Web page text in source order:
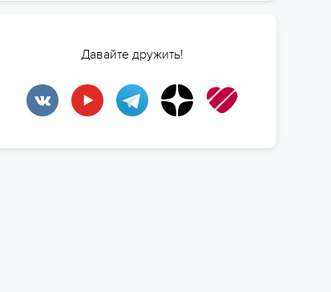
Давайте дружить!